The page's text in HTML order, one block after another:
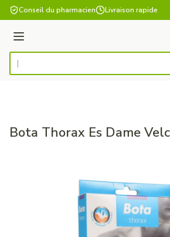
Aller au contenu
Conseil du pharmacien Livraison rapide
Menu
Rechercher
Bota Thorax Es Dame